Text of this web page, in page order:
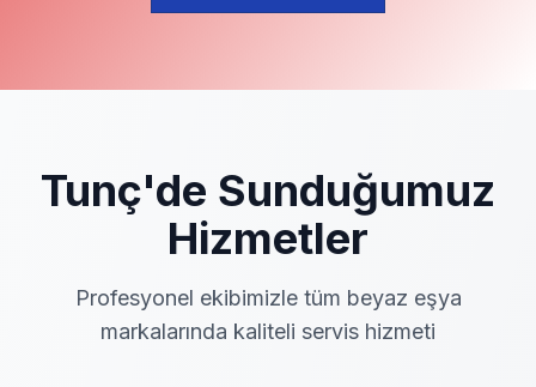
Tunç'de Sunduğumuz
Hizmetler
Profesyonel ekibimizle tüm beyaz eşya
markalarında kaliteli servis hizmeti